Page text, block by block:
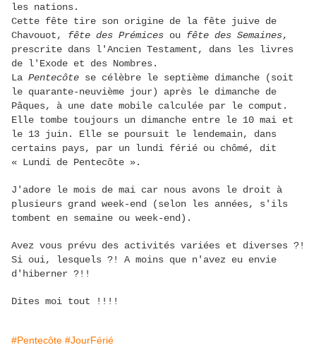
les nations.
Cette fête tire son origine de la fête juive de
Chavouot, fête des Prémices ou fête des Semaines,
prescrite dans l'Ancien Testament, dans les livres
de l'Exode et des Nombres.
La Pentecôte se célèbre le septième dimanche (soit
le quarante-neuvième jour) après le dimanche de
Pâques, à une date mobile calculée par le comput.
Elle tombe toujours un dimanche entre le 10 mai et
le 13 juin. Elle se poursuit le lendemain, dans
certains pays, par un lundi férié ou chômé, dit
« Lundi de Pentecôte ».
J'adore le mois de mai car nous avons le droit à
plusieurs grand week-end (selon les années, s'ils
tombent en semaine ou week-end).
Avez vous prévu des activités variées et diverses ?!
Si oui, lesquels ?! A moins que n'avez eu envie
d'hiberner ?!!
Dites moi tout !!!!
#Pentecôte #JourFérié